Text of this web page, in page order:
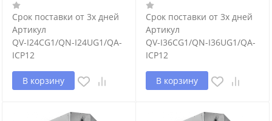
Срок поставки от 3х дней
Артикул
QV-I24CG1/QN-I24UG1/QA-
ICP12
В корзину
Срок поставки от 3х дней
Артикул
QV-I36CG1/QN-I36UG1/QA-
ICP12
В корзину